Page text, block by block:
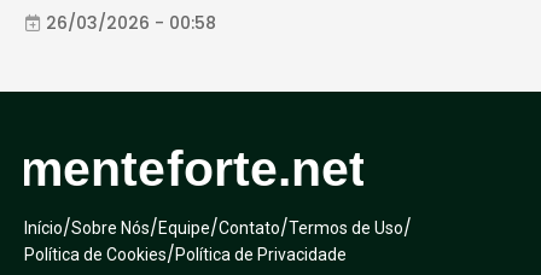
26/03/2026 - 00:58
Início/Sobre Nós/Equipe/Contato/Termos de Uso/
Política de Cookies/Política de Privacidade